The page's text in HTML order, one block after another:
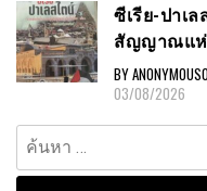
ซีเรีย-ปาเ
สัญญาณแห่
BY
03/08/2026
ค้นหา
สำหรับ: